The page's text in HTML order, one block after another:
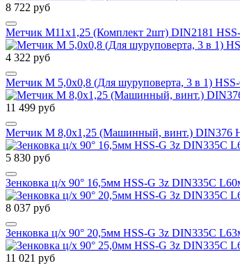
8 722 руб
Метчик М11х1,25 (Комплект 2шт) DIN2181
4 322 руб
Метчик М 5,0х0,8 (Для шуруповерта, 3 в 1)
11 499 руб
Метчик М 8,0х1,25 (Машинный, винт.) DIN376
5 830 руб
Зенковка ц/х 90° 16,5мм HSS-G 3z DIN335C
8 037 руб
Зенковка ц/х 90° 20,5мм HSS-G 3z DIN335C
11 021 руб